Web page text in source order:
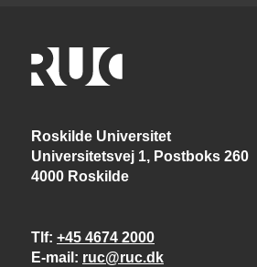
Roskilde Universitet
Universitetsvej 1, Postboks 260
4000 Roskilde
Tlf +45 4674 2000
E-mail
ruc@ruc.dk